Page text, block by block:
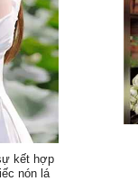
kết hợp
nón lá